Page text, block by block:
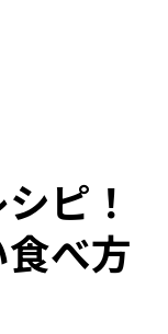
ピ！
べ方